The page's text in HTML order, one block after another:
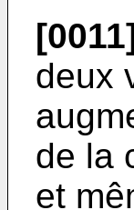
deux
de la
et